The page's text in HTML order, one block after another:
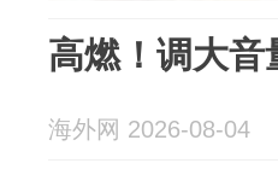
高燃！调大音
海外网 2026-08-04